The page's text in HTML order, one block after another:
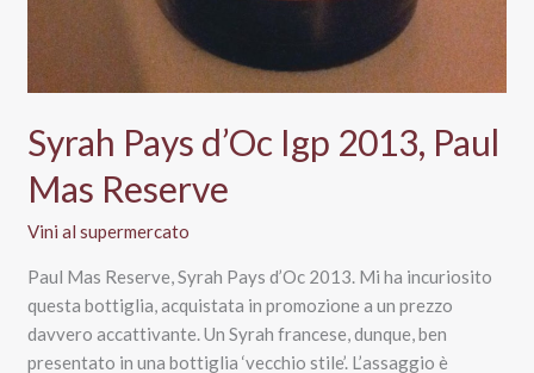
Syrah Pays d’Oc Igp 2013, Paul
Mas Reserve
Vini al supermercato
Paul Mas Reserve, Syrah Pays d’Oc 2013. Mi ha incuriosito
questa bottiglia, acquistata in promozione a un prezzo
davvero accattivante. Un Syrah francese, dunque, ben
presentato in una bottiglia ‘vecchio stile’. L’assaggio è